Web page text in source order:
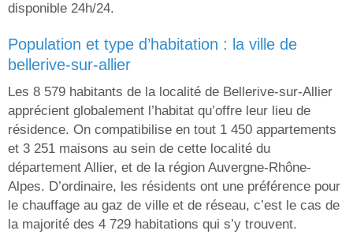
disponible 24h/24.
population et type d’habitation : la ville de
bellerive-sur-allier
Les 8 579 habitants de la localité de Bellerive-sur-Allier
apprécient globalement l’habitat qu’offre leur lieu de
résidence. On compatibilise en tout 1 450 appartements
et 3 251 maisons au sein de cette localité du
département Allier, et de la région Auvergne-Rhône-
Alpes. D’ordinaire, les résidents ont une préférence pour
le chauffage au gaz de ville et de réseau, c’est le cas de
la majorité des 4 729 habitations qui s’y trouvent.